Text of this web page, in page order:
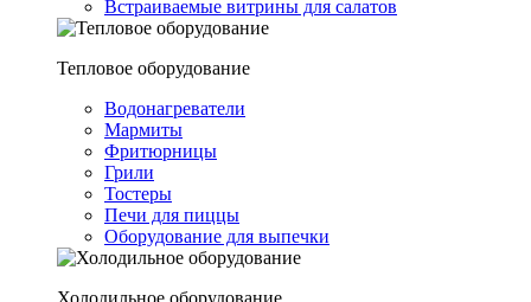
Встраиваемые витрины для салатов
Тепловое оборудование
Водонагреватели
Мармиты
Фритюрницы
Грили
Тостеры
Печи для пиццы
Оборудование для выпечки
Холодильное оборудование